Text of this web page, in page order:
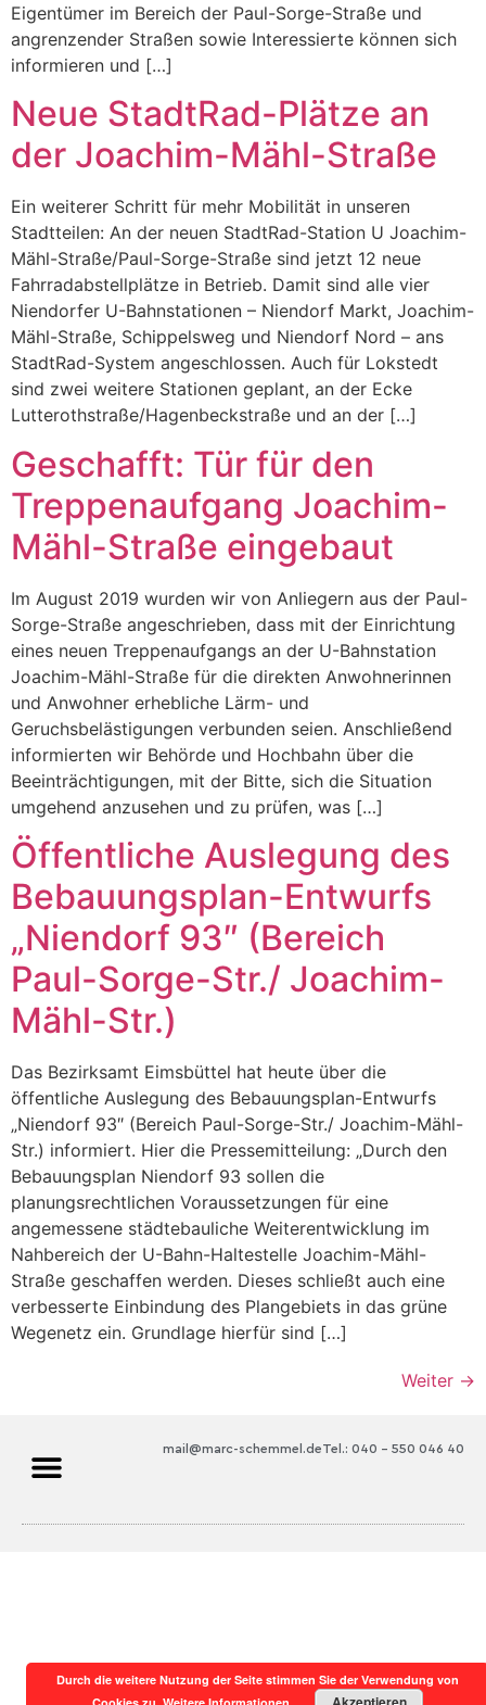
Eigentümer im Bereich der Paul-Sorge-Straße und
angrenzender Straßen sowie Interessierte können sich
informieren und […]
Neue StadtRad-Plätze an
der Joachim-Mähl-Straße
Ein weiterer Schritt für mehr Mobilität in unseren
Stadtteilen: An der neuen StadtRad-Station U Joachim-
Mähl-Straße/Paul-Sorge-Straße sind jetzt 12 neue
Fahrradabstellplätze in Betrieb. Damit sind alle vier
Niendorfer U-Bahnstationen – Niendorf Markt, Joachim-
Mähl-Straße, Schippelsweg und Niendorf Nord – ans
StadtRad-System angeschlossen. Auch für Lokstedt
sind zwei weitere Stationen geplant, an der Ecke
Lutterothstraße/Hagenbeckstraße und an der […]
Geschafft: Tür für den
Treppenaufgang Joachim-
Mähl-Straße eingebaut
Im August 2019 wurden wir von Anliegern aus der Paul-
Sorge-Straße angeschrieben, dass mit der Einrichtung
eines neuen Treppenaufgangs an der U-Bahnstation
Joachim-Mähl-Straße für die direkten Anwohnerinnen
und Anwohner erhebliche Lärm- und
Geruchsbelästigungen verbunden seien. Anschließend
informierten wir Behörde und Hochbahn über die
Beeinträchtigungen, mit der Bitte, sich die Situation
umgehend anzusehen und zu prüfen, was […]
Öffentliche Auslegung des
Bebauungsplan-Entwurfs
„Niendorf 93″ (Bereich
Paul-Sorge-Str./ Joachim-
Mähl-Str.)
Das Bezirksamt Eimsbüttel hat heute über die
öffentliche Auslegung des Bebauungsplan-Entwurfs
„Niendorf 93″ (Bereich Paul-Sorge-Str./ Joachim-Mähl-
Str.) informiert. Hier die Pressemitteilung: „Durch den
Bebauungsplan Niendorf 93 sollen die
planungsrechtlichen Voraussetzungen für eine
angemessene städtebauliche Weiterentwicklung im
Nahbereich der U-Bahn-Haltestelle Joachim-Mähl-
Straße geschaffen werden. Dieses schließt auch eine
verbesserte Einbindung des Plangebiets in das grüne
Wegenetz ein. Grundlage hierfür sind […]
Weiter →
Tel.: 040 – 550 046 40
mail@marc-schemmel.de
Durch die weitere Nutzung der Seite stimmen Sie der Verwendung von